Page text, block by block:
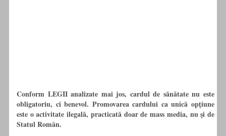
Conform LEGII analizate mai jos, cardul de sănătate nu este
obligatoriu, ci benevol. Promovarea cardului ca unică opţiune
este o activitate ilegală, practicată doar de mass media, nu şi de
Statul Român.